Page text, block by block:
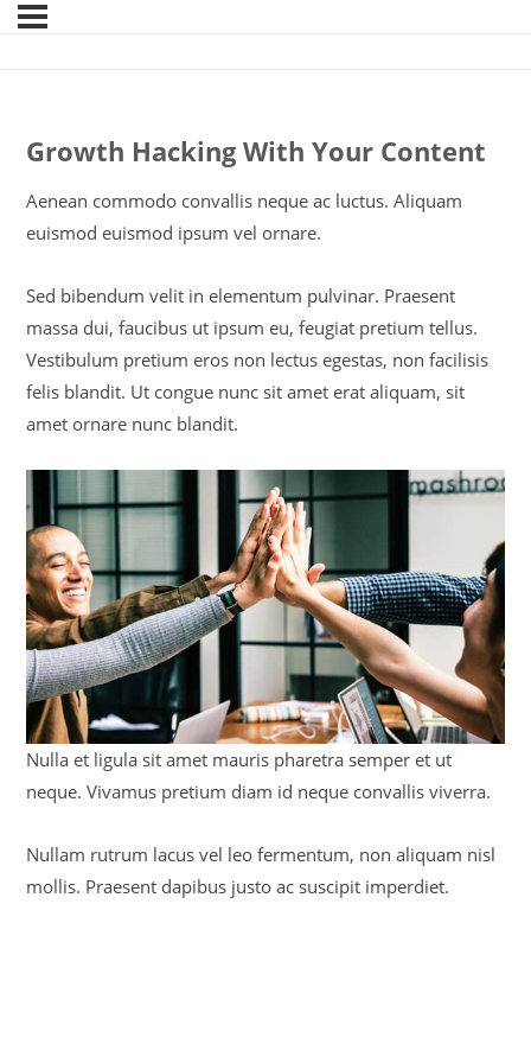
Growth Hacking With Your Content
Aenean commodo convallis neque ac luctus. Aliquam
euismod euismod ipsum vel ornare.
Sed bibendum velit in elementum pulvinar. Praesent
massa dui, faucibus ut ipsum eu, feugiat pretium tellus.
Vestibulum pretium eros non lectus egestas, non facilisis
felis blandit. Ut congue nunc sit amet erat aliquam, sit
amet ornare nunc blandit.
Nulla et ligula sit amet mauris pharetra semper et ut
neque. Vivamus pretium diam id neque convallis viverra.
Nullam rutrum lacus vel leo fermentum, non aliquam nisl
mollis. Praesent dapibus justo ac suscipit imperdiet.